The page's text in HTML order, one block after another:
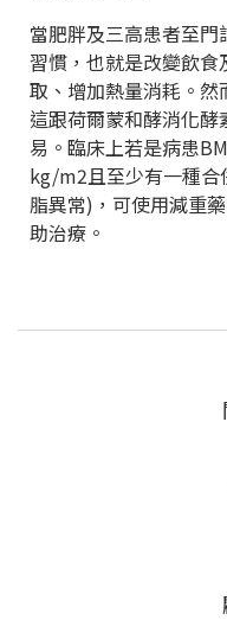
當肥胖及三高患者至
習慣，也就是改變飲
取、增加熱量消耗。
這跟荷爾蒙和酵消化
易。臨床上若是病患
kg/m2且至少有一種
脂異常)，可使用減重
助治療。